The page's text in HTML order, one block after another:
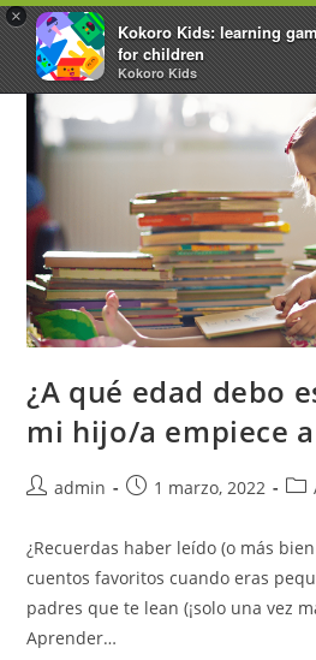
×
Kokoro Kids: learning
for children
Kokoro Kids
¿A qué edad debo
mi hijo/a empiece
admin 1 marzo, 2022
¿Recuerdas haber leído (o más
cuentos favoritos cuando eras
padres que te lean (¡solo una vez
Aprender…